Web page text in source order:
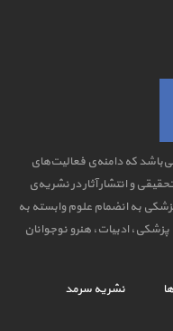
که دامنه‌ی فعالیت‌های
و انتشار آثار در نشریه‌ی
به انضمام علوم وابسته به
ادبیات، هنرو نوجوانان
نشریه سرمد